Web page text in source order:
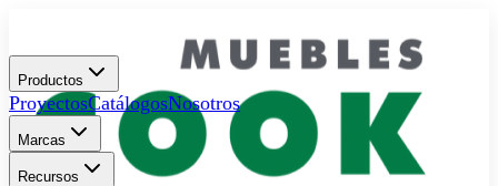
Productos
ProyectosCatálogosNosotros
Marcas
Recursos